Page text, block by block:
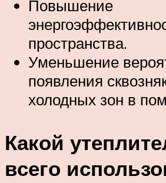
Повышение
пространства.
Уменьшение
появления
холодных зон в
Какой
всего